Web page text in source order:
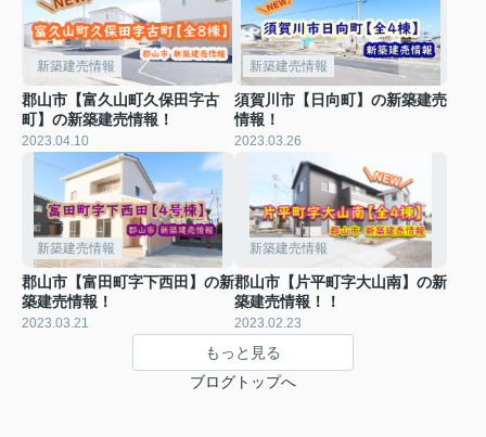
新築建売情報
郡山市【富久山町久保田字古
町】の新築建売情報！
2023.04.10
新築建売情報
須賀川市【日向町】の新築建売
情報！
2023.03.26
新築建売情報
郡山市【富田町字下西田】の新
築建売情報！
2023.03.21
新築建売情報
郡山市【片平町字大山南】の新
築建売情報！！
2023.02.23
もっと見る
ブログトップへ